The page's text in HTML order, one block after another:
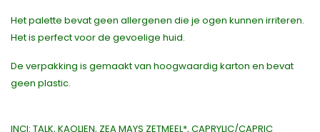
Het palette bevat geen allergenen die je ogen kunnen irriteren.
Het is perfect voor de gevoelige huid.
De verpakking is gemaakt van hoogwaardig karton en bevat
geen plastic.
INCI: TALK, KAOLIEN, ZEA MAYS ZETMEEL*, CAPRYLIC/CAPRIC